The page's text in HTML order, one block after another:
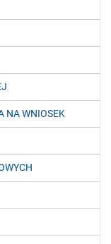
NA WNIOSEK